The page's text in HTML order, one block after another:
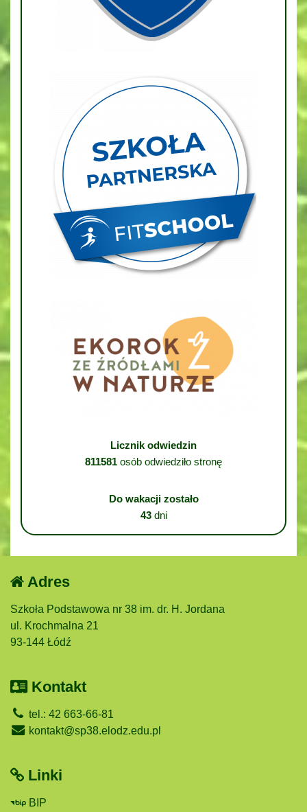
Licznik odwiedzin
811581 osób odwiedziło stronę
Do wakacji zostało
43dni
Adres
Szkoła Podstawowa nr 38 im. dr. H. Jordana
ul. Krochmalna 21
93-144 Łódź
Kontakt
tel.: 42 663-66-81
kontakt@sp38.elodz.edu.pl
Linki
BIP